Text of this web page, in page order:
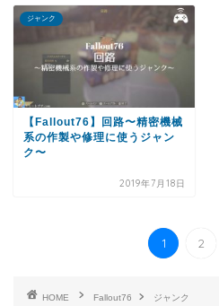
ジャンク
【Fallout76】回路〜精密機械
系の作製や修理に使うジャン
ク〜
2019年7月18日
1 2
HOME Fallout76 ジャンク